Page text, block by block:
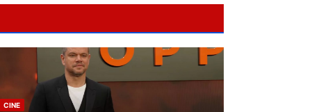
CINE